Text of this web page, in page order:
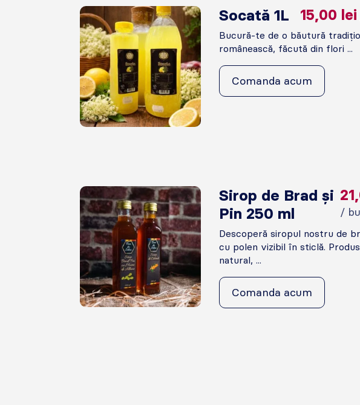
Socată 1L 15,00 lei
Bucură-te de o băutură
românească, făcută din flori ...
Comanda acum
Sirop de Brad și
Pin 250 ml
/
Descoperă siropul nostru de
cu polen vizibil în sticlă. Produs
natural, ...
Comanda acum